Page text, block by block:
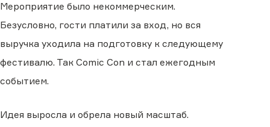
Мероприятие было некоммерческим.
Безусловно, гости платили за вход, но вся
выручка уходила на подготовку к следующему
фестивалю. Так Comic Con и стал ежегодным
событием.
Идея выросла и обрела новый масштаб.